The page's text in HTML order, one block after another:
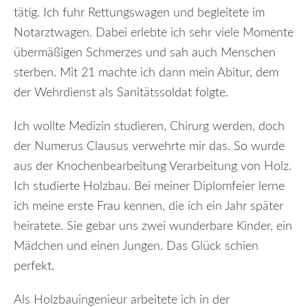
tätig. Ich fuhr Rettungswagen und begleitete im
Notarztwagen. Dabei erlebte ich sehr viele Momente
übermäßigen Schmerzes und sah auch Menschen
sterben. Mit 21 machte ich dann mein Abitur, dem
der Wehrdienst als Sanitätssoldat folgte.
Ich wollte Medizin studieren, Chirurg werden, doch
der Numerus Clausus verwehrte mir das. So wurde
aus der Knochenbearbeitung Verarbeitung von Holz.
Ich studierte Holzbau. Bei meiner Diplomfeier lerne
ich meine erste Frau kennen, die ich ein Jahr später
heiratete. Sie gebar uns zwei wunderbare Kinder, ein
Mädchen und einen Jungen. Das Glück schien
perfekt.
Als Holzbauingenieur arbeitete ich in der